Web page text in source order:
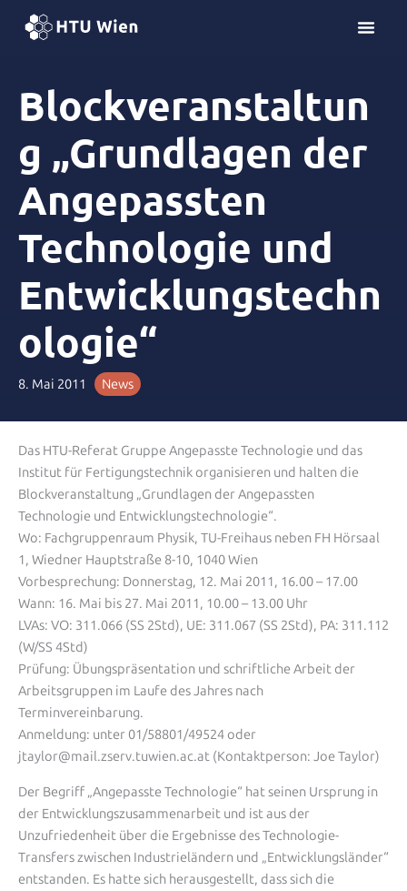
Blockveranstaltun
g „Grundlagen der
Angepassten
Technologie und
Entwicklungstechn
ologie“
8. Mai 2011 News
Das HTU-Referat Gruppe Angepasste Technologie und das
Institut für Fertigungstechnik organisieren und halten die
Blockveranstaltung „Grundlagen der Angepassten
Technologie und Entwicklungstechnologie“.
Wo: Fachgruppenraum Physik, TU-Freihaus neben FH Hörsaal
1, Wiedner Hauptstraße 8-10, 1040 Wien
Vorbesprechung: Donnerstag, 12. Mai 2011, 16.00 – 17.00
Wann: 16. Mai bis 27. Mai 2011, 10.00 – 13.00 Uhr
LVAs: VO: 311.066 (SS 2Std), UE: 311.067 (SS 2Std), PA: 311.112
(W/SS 4Std)
Prüfung: Übungspräsentation und schriftliche Arbeit der
Arbeitsgruppen im Laufe des Jahres nach
Terminvereinbarung.
Anmeldung: unter 01/58801/49524 oder
jtaylor@mail.zserv.tuwien.ac.at (Kontaktperson: Joe Taylor)
Der Begriff „Angepasste Technologie“ hat seinen Ursprung in
der Entwicklungszusammenarbeit und ist aus der
Unzufriedenheit über die Ergebnisse des Technologie-
Transfers zwischen Industrieländern und „Entwicklungsländer“
entstanden. Es hatte sich herausgestellt, dass sich die